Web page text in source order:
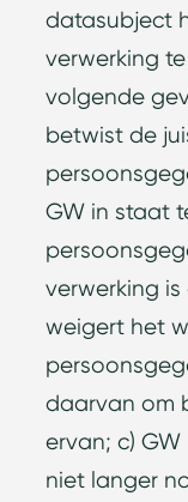
datasubject
verwerking
volgende
betwist de
GW in staat
verwerking
weigert het
daarvan om
ervan; c)
niet langer